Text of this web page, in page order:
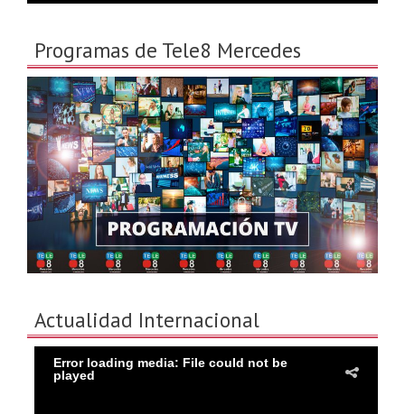
Programas de Tele8 Mercedes
Actualidad Internacional